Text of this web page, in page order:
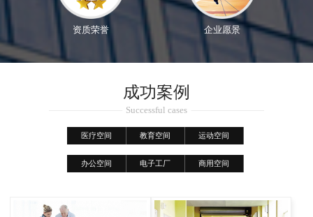
资质荣誉 企业愿景
成功案例
Successful cases
医疗空间 教育空间 运动空间
办公空间 电子工厂 商用空间